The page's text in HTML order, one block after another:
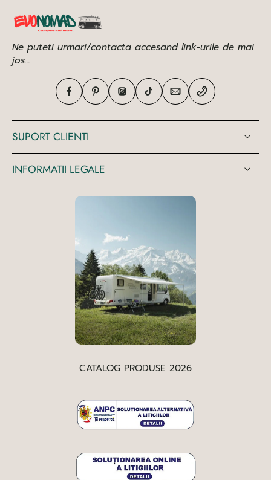
Ne puteti urmari/contacta accesand link-urile de mai
jos...
SUPORT CLIENTI
INFORMATII LEGALE
CATALOG PRODUSE 2026